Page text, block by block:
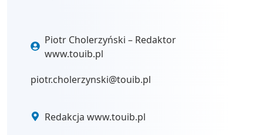
Piotr Cholerzyński – Redaktor
www.touib.pl
piotr.cholerzynski@touib.pl
Redakcja www.touib.pl